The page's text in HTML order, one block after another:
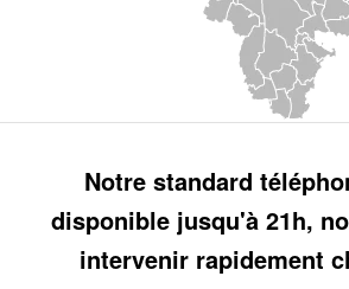
Notre standard
disponible jusqu'à 21h,
intervenir rapidement